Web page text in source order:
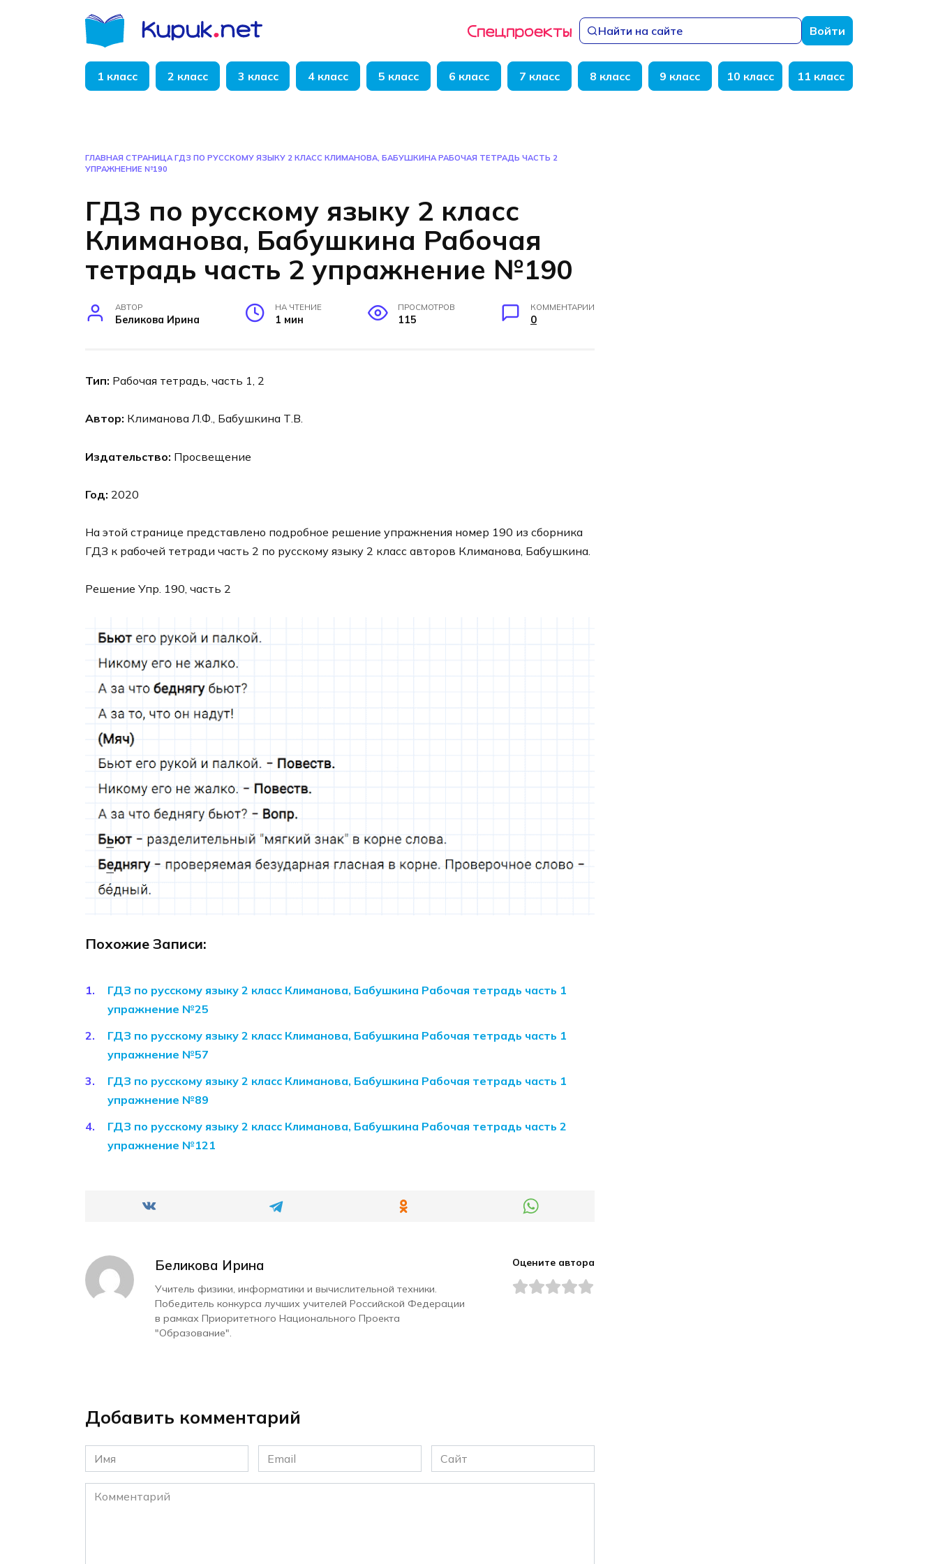
Найти на сайте Войти
1 класс 2 класс 3 класс 4 класс 5 класс 6 класс 7 класс 8 класс 9 класс 10 класс 11 класс
ГЛАВНАЯ СТРАНИЦА ГДЗ ПО РУССКОМУ ЯЗЫКУ 2 КЛАСС КЛИМАНОВА, БАБУШКИНА РАБОЧАЯ ТЕТРАДЬ ЧАСТЬ 2
УПРАЖНЕНИЕ №190
ГДЗ по русскому языку 2 класс
Климанова, Бабушкина Рабочая
тетрадь часть 2 упражнение №190
АВТОР
Беликова Ирина
НА ЧТЕНИЕ
1 мин
ПРОСМОТРОВ
115
КОММЕНТАРИИ
0
Тип: Рабочая тетрадь, часть 1, 2
Автор: Климанова Л.Ф., Бабушкина Т.В.
Издательство: Просвещение
Год: 2020
На этой странице представлено подробное решение упражнения номер 190 из сборника
ГДЗ к рабочей тетради часть 2 по русскому языку 2 класс авторов Климанова, Бабушкина.
Решение Упр. 190, часть 2
Похожие Записи:
ГДЗ по русскому языку 2 класс Климанова, Бабушкина Рабочая тетрадь часть 1
упражнение №25
ГДЗ по русскому языку 2 класс Климанова, Бабушкина Рабочая тетрадь часть 1
упражнение №57
ГДЗ по русскому языку 2 класс Климанова, Бабушкина Рабочая тетрадь часть 1
упражнение №89
ГДЗ по русскому языку 2 класс Климанова, Бабушкина Рабочая тетрадь часть 2
упражнение №121
Беликова Ирина
Учитель физики, информатики и вычислительной техники.
Победитель конкурса лучших учителей Российской Федерации
в рамках Приоритетного Национального Проекта
"Образование".
Оцените автора
Добавить комментарий
Имя
*
Email
*
Сайт
Комментарий